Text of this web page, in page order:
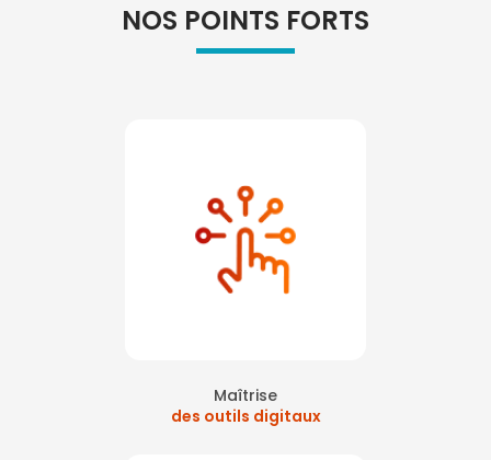
NOS POINTS FORTS
Maîtrise
des outils digitaux